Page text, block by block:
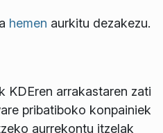
hemen aurkitu dezakezu.
KDEren arrakastaren zati
pribatiboko konpainiek
aurrekontu itzelak